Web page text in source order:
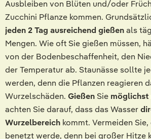
Ausbleiben von Blüten und/oder
Zucchini Pflanze kommen.
jeden 2 Tag ausreichend gießenals
Mengen. Wie oft Sie gießen müssen,
von der Bodenbeschaffenheit, den
der Temperatur ab. Staunässe sollte
werden, denn die Pflanzen reagieren
Wurzelschäden. Gießen Sie möglichst
achten Sie darauf, dass das Wasser
Wurzelbereich kommt. Vermeiden
benetzt werde, denn bei großer Hitze